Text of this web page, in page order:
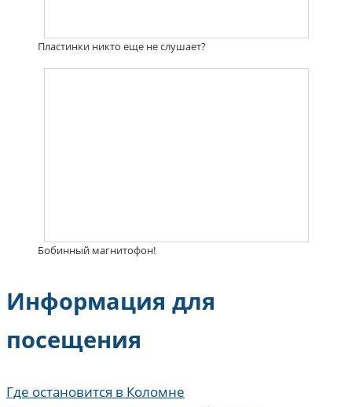
Пластинки никто еще не слушает?
Бобинный магнитофон!
Информация для
посещения
Где остановится в Коломне